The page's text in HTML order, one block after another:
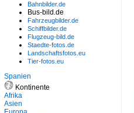
Bahnbilder.de
Bus-bild.de
Fahrzeugbilder.de
Schiffbilder.de
Flugzeug-bild.de
Staedte-fotos.de
Landschaftsfotos.eu
Tier-fotos.eu
Spanien
Kontinente
Afrika
Asien